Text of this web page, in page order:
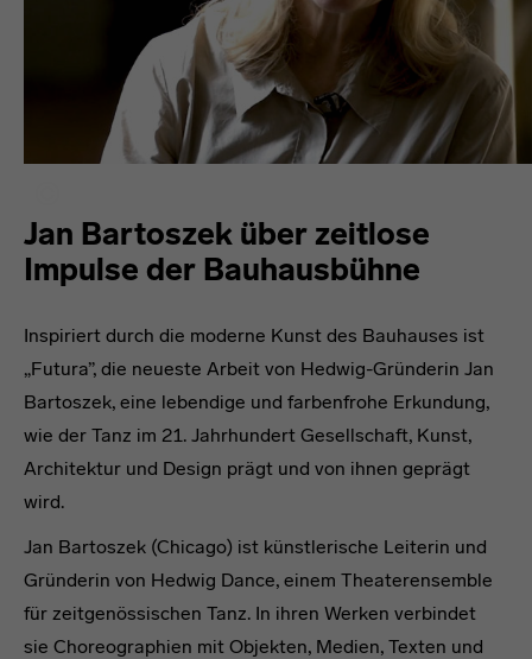
Jan Bartoszek über zeitlose
Impulse der Bauhausbühne
Inspiriert durch die moderne Kunst des Bauhauses ist
„Futura”, die neueste Arbeit von Hedwig-Gründerin Jan
Bartoszek, eine lebendige und farbenfrohe Erkundung,
wie der Tanz im 21. Jahrhundert Gesellschaft, Kunst,
Architektur und Design prägt und von ihnen geprägt
wird.
Jan Bartoszek (Chicago) ist künstlerische Leiterin und
Gründerin von Hedwig Dance, einem Theaterensemble
für zeitgenössischen Tanz. In ihren Werken verbindet
sie Choreographien mit Objekten, Medien, Texten und